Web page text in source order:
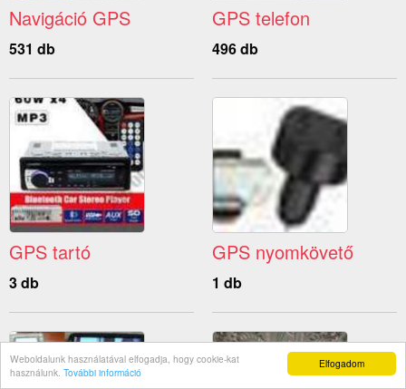
Elfogadom
Weboldalunk használatával elfogadja, hogy cookie-kat
használunk. További információ
Navigáció GPS
531 db
GPS telefon
496 db
GPS tartó
3 db
GPS nyomkövető
1 db